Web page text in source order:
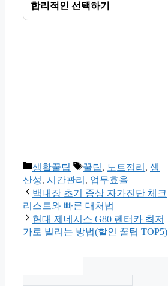
합리적인 선택하기
카
테
고
리
생활꿀팁
태
그
꿀팁, 노트정리 , 생
산성, 시간관리 , 업무효율
백내장 초기 증상 자가진단 체크
리스트와 빠른 대처법
현대 제네시스 G80 렌터카 최저
가로 빌리는 방법(할인 꿀팁 TOP5)